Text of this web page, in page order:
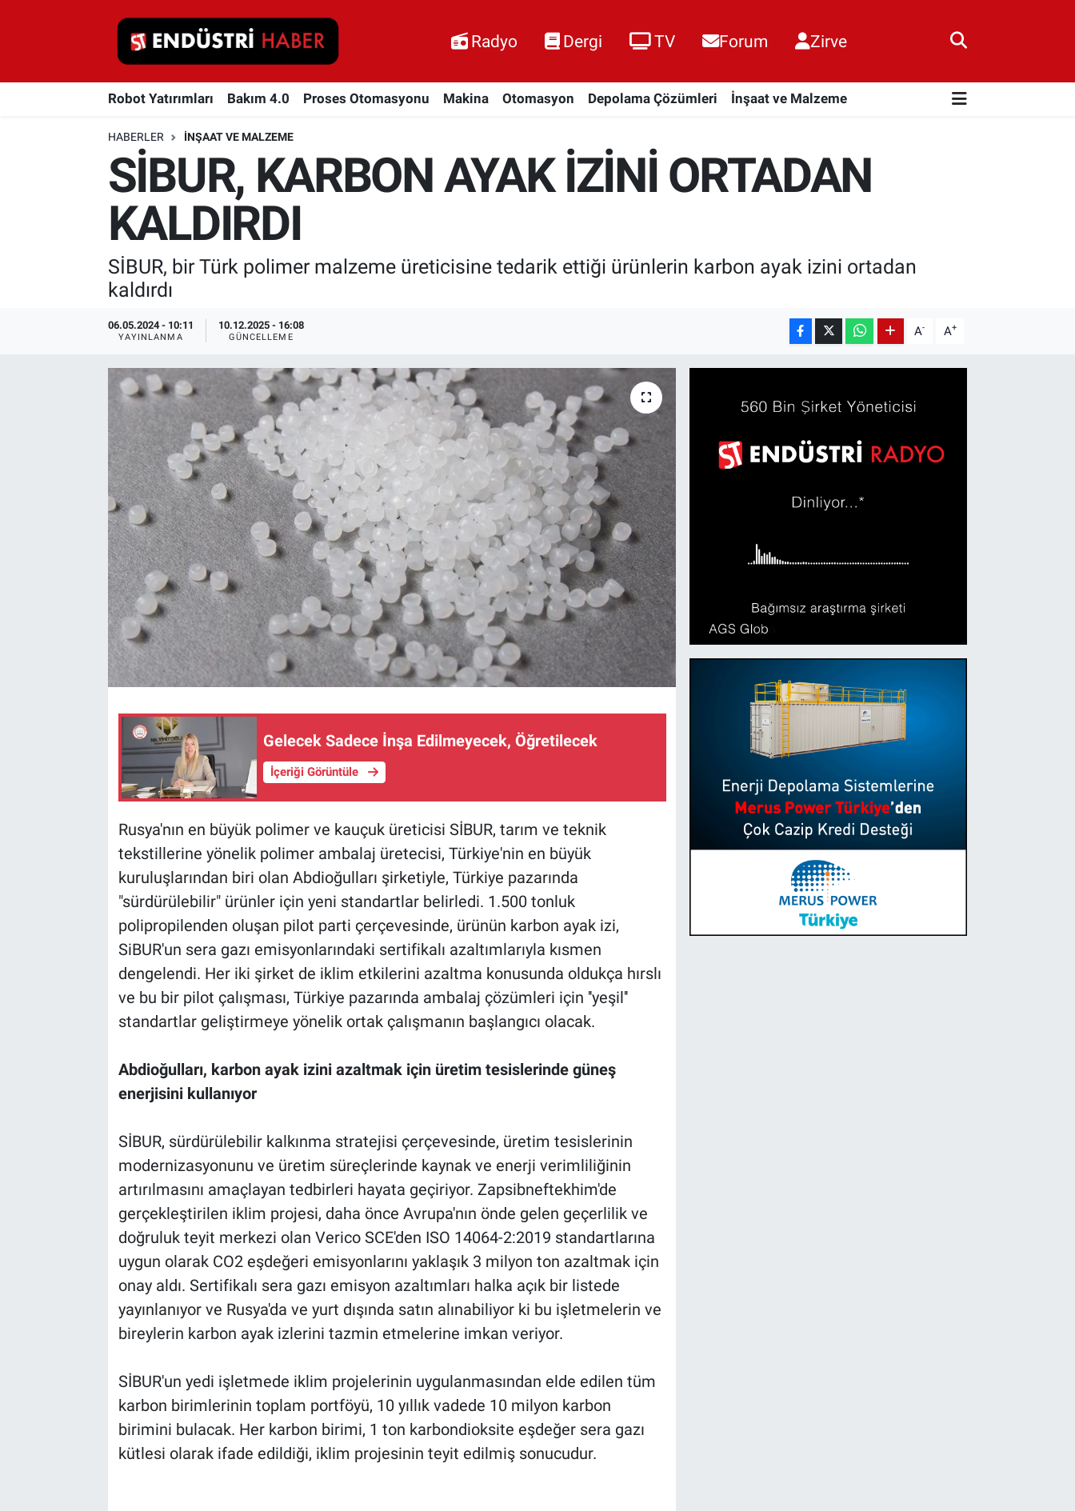
Radyo Dergi TV Forum Zirve
Robot Yatırımları Bakım 4.0 Proses Otomasyonu Makina Otomasyon Depolama Çözümleri İnşaat ve Malzeme
HABERLER İNŞAAT VE MALZEME
SİBUR, KARBON AYAK İZİNİ ORTADAN
KALDIRDI
SİBUR, bir Türk polimer malzeme üreticisine tedarik ettiği ürünlerin karbon ayak izini ortadan
kaldırdı
06.05.2024 - 10:11
YAYINLANMA
10.12.2025 - 16:08
GÜNCELLEME A- A+
Gelecek Sadece İnşa Edilmeyecek, Öğretilecek
İçeriği Görüntüle
Rusya'nın en büyük polimer ve kauçuk üreticisi SİBUR, tarım ve teknik
tekstillerine yönelik polimer ambalaj üretecisi, Türkiye'nin en büyük
kuruluşlarından biri olan Abdioğulları şirketiyle, Türkiye pazarında
"sürdürülebilir" ürünler için yeni standartlar belirledi. 1.500 tonluk
polipropilenden oluşan pilot parti çerçevesinde, ürünün karbon ayak izi,
SiBUR'un sera gazı emisyonlarındaki sertifikalı azaltımlarıyla kısmen
dengelendi. Her iki şirket de iklim etkilerini azaltma konusunda oldukça hırslı
ve bu bir pilot çalışması, Türkiye pazarında ambalaj çözümleri için ''yeşil''
standartlar geliştirmeye yönelik ortak çalışmanın başlangıcı olacak.
Abdioğulları, karbon ayak izini azaltmak için üretim tesislerinde güneş
enerjisini kullanıyor
SİBUR, sürdürülebilir kalkınma stratejisi çerçevesinde, üretim tesislerinin
modernizasyonunu ve üretim süreçlerinde kaynak ve enerji verimliliğinin
artırılmasını amaçlayan tedbirleri hayata geçiriyor. Zapsibneftekhim'de
gerçekleştirilen iklim projesi, daha önce Avrupa'nın önde gelen geçerlilik ve
doğruluk teyit merkezi olan Verico SCE'den ISO 14064-2:2019 standartlarına
uygun olarak CO2 eşdeğeri emisyonlarını yaklaşık 3 milyon ton azaltmak için
onay aldı. Sertifikalı sera gazı emisyon azaltımları halka açık bir listede
yayınlanıyor ve Rusya'da ve yurt dışında satın alınabiliyor ki bu işletmelerin ve
bireylerin karbon ayak izlerini tazmin etmelerine imkan veriyor.
SİBUR'un yedi işletmede iklim projelerinin uygulanmasından elde edilen tüm
karbon birimlerinin toplam portföyü, 10 yıllık vadede 10 milyon karbon
birimini bulacak. Her karbon birimi, 1 ton karbondioksite eşdeğer sera gazı
kütlesi olarak ifade edildiği, iklim projesinin teyit edilmiş sonucudur.
Robot Yatırımları
Proses Otomasyonu
Otomasyon
Depolama Çözümleri
Enerjisini Üreten Fabrikalar
Endüstri 4.0 Uygulamaları
Ağır Sanayi Çözümleri